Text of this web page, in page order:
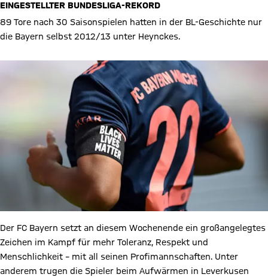
EINGESTELLTER BUNDESLIGA-REKORD
89 Tore nach 30 Saisonspielen hatten in der BL-Geschichte nur
die Bayern selbst 2012/13 unter Heynckes.
Der FC Bayern setzt an diesem Wochenende ein großangelegtes
Zeichen im Kampf für mehr Toleranz, Respekt und
Menschlichkeit – mit all seinen Profimannschaften. Unter
anderem trugen die Spieler beim Aufwärmen in Leverkusen